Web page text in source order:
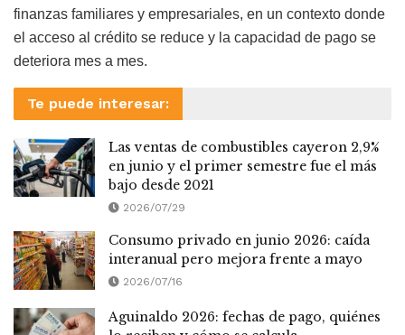
finanzas familiares y empresariales, en un contexto donde
el acceso al crédito se reduce y la capacidad de pago se
deteriora mes a mes.
Te puede interesar:
Las ventas de combustibles cayeron 2,9%
en junio y el primer semestre fue el más
bajo desde 2021
2026/07/29
Consumo privado en junio 2026: caída
interanual pero mejora frente a mayo
2026/07/16
Aguinaldo 2026: fechas de pago, quiénes